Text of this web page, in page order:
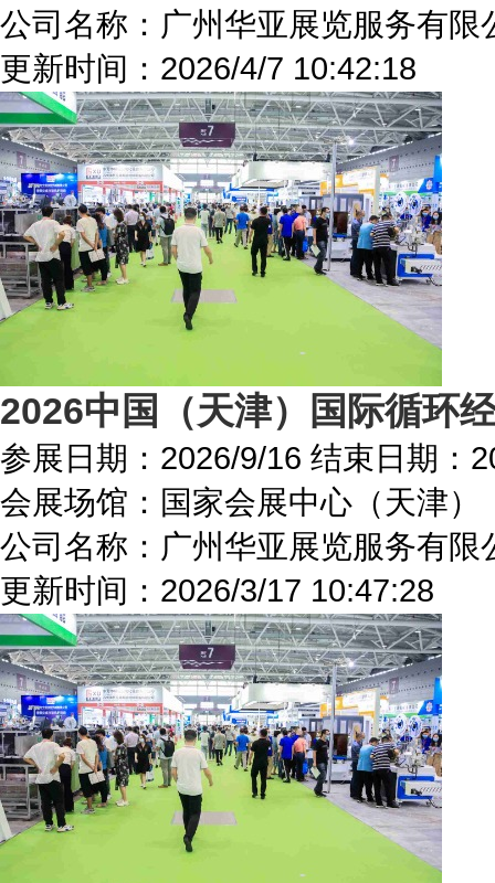
公司名称：广州华亚展览服务有限
更新时间： 2026/4/7 10:42:18
2026中国（天津）国际循环
参展日期： 2026/9/16 结束日期：
会展场馆： 国家会展中心（天津）
公司名称：广州华亚展览服务有限
更新时间： 2026/3/17 10:47:28